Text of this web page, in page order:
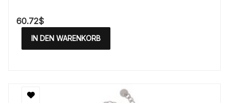
60.72$
IN DEN WARENKORB